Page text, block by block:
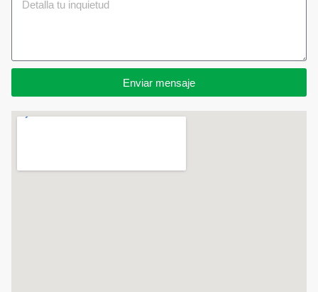
Enviar mensaje